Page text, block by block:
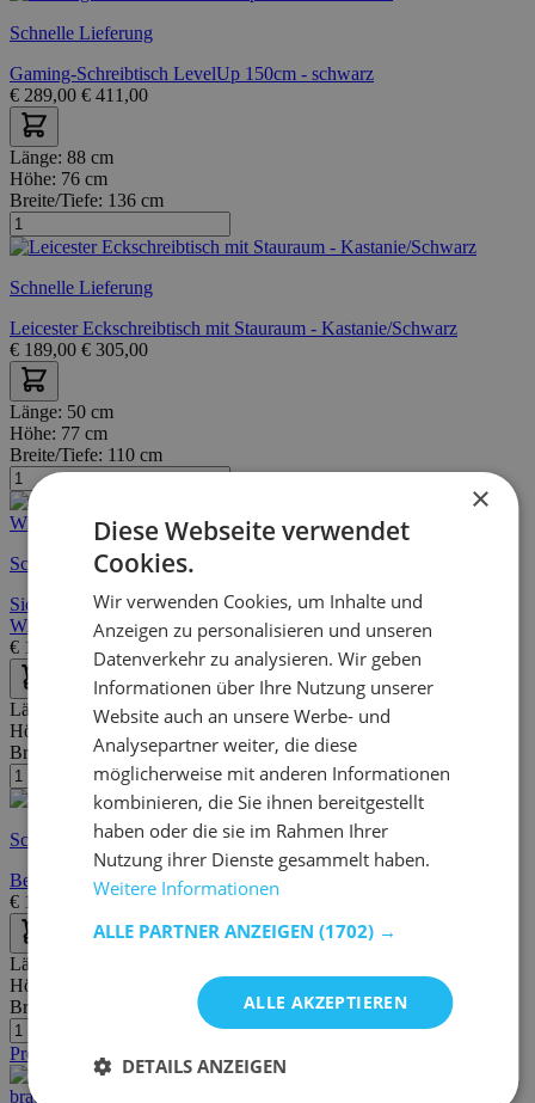
Schnelle Lieferung
Gaming-Schreibtisch LevelUp 150cm - schwarz
€ 289,00 € 411,00
Länge: 88 cm
Höhe: 76 cm
Breite/Tiefe: 136 cm
Schnelle Lieferung
Leicester Eckschreibtisch mit Stauraum - Kastanie/Schwarz
€ 189,00 € 305,00
Länge: 50 cm
Höhe: 77 cm
Breite/Tiefe: 110 cm
Schnelle Lieferung
Sideboard/Schreibtisch Jupiter 110 cm 3 Schubladen -
Wildeiche/schwarz
€ 175,00 321,00
Länge:
50 cm
Höhe:
Breite/Tiefe:110 cm
Schnelle Lieferung
Beistelltisch/Schreibtisch Jupiter 110 cm 3 Schubladen - schwarz
€ 199,00 321,00
Länge:
Höhe:
Breite/Tiefe:
Promo
×
Diese Webseite verwendet
Cookies.
Wir verwenden Cookies, um Inhalte und
Anzeigen zu personalisieren und unseren
Datenverkehr zu analysieren. Wir geben
Informationen über Ihre Nutzung unserer
Website auch an unsere Werbe- und
Analysepartner weiter, die diese
möglicherweise mit anderen Informationen
kombinieren, die Sie ihnen bereitgestellt
haben oder die sie im Rahmen Ihrer
Nutzung ihrer Dienste gesammelt haben.
Weitere Informationen
ALLE PARTNER ANZEIGEN (1702) →
ALLE AKZEPTIEREN
DETAILS ANZEIGEN